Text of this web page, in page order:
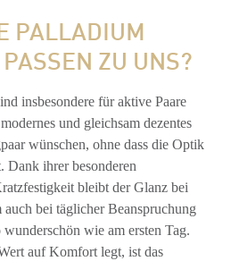
PALLADIUM
ZU UNS?
insbesondere für aktive Paare
und gleichsam dezentes
wünschen, ohne dass die Optik
Dank ihrer besonderen
bleibt der Glanz bei
bei täglicher Beanspruchung
wie am ersten Tag.
auf Komfort legt, ist das